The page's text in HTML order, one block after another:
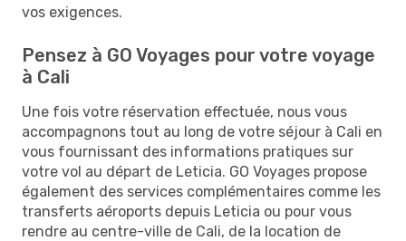
vos exigences.
Pensez à GO Voyages pour votre voyage
à Cali
Une fois votre réservation effectuée, nous vous
accompagnons tout au long de votre séjour à Cali en
vous fournissant des informations pratiques sur
votre vol au départ de Leticia. GO Voyages propose
également des services complémentaires comme les
transferts aéroports depuis Leticia ou pour vous
rendre au centre-ville de Cali, de la location de